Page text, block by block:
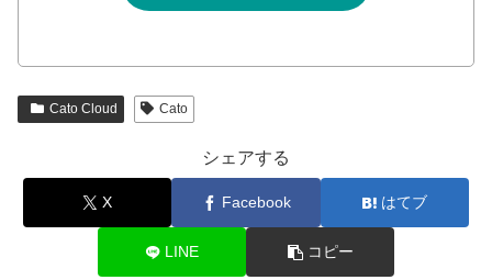
Cato Cloud Cato
シェアする
X Facebook はてブ
LINE コピー